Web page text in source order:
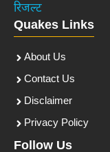
रिजल्ट
Quakes Links
About Us
Contact Us
Disclaimer
Privacy Policy
Follow Us